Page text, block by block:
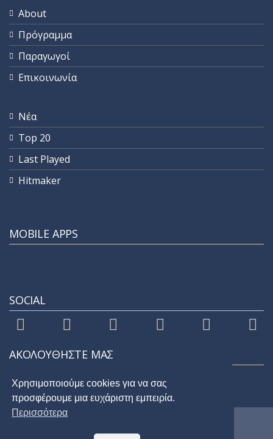
About
Πρόγραμμα
Παραγωγοί
Επικοινωνία
Νέα
Top 20
Last Played
Hitmaker
MOBILE APPS
SOCIAL
ΑΚΟΛΟΥΘΗΣΤΕ ΜΑΣ
STAR 92.9| All Rights Reserved
Χρησιμοποιούμε cookies για να σας
προσφέρουμε μια ευχάριστη εμπειρία.
Περισσότερα